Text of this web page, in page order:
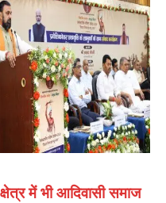
में भी आदिवासी समाज